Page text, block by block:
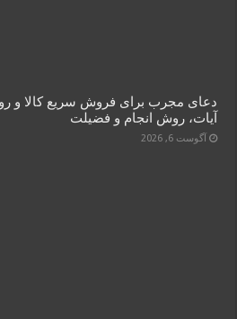
دعای مجرب برای فروش سریع کالا و
آیات، روش انجام و فضیلت
آگوست 6, 2026